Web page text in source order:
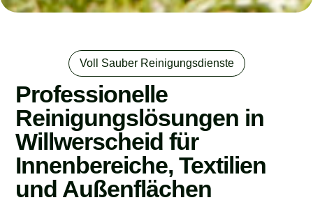
Voll Sauber Reinigungsdienste
Professionelle
Reinigungslösungen in
Willwerscheid für
Innenbereiche, Textilien
und Außenflächen